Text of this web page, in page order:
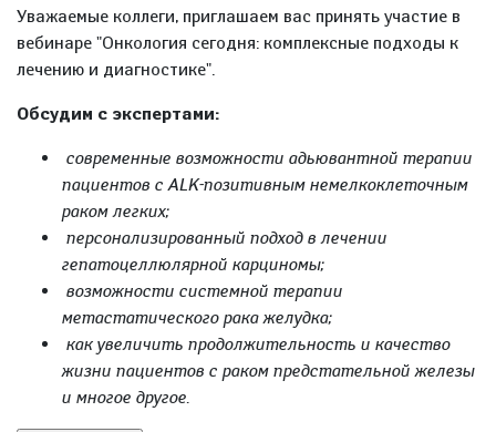
Уважаемые коллеги, приглашаем вас принять участие в
вебинаре "Онкология сегодня: комплексные подходы к
лечению и диагностике".
Обсудим c экспертами:
современные возможности адьювантной терапии
пациентов с ALK-позитивным немелкоклеточным
раком легких;
персонализированный подход в лечении
гепатоцеллюлярной карциномы;
возможности системной терапии
метастатического рака желудка;
как увеличить продолжительность и качество
жизни пациентов с раком предстательной железы
и многое другое.